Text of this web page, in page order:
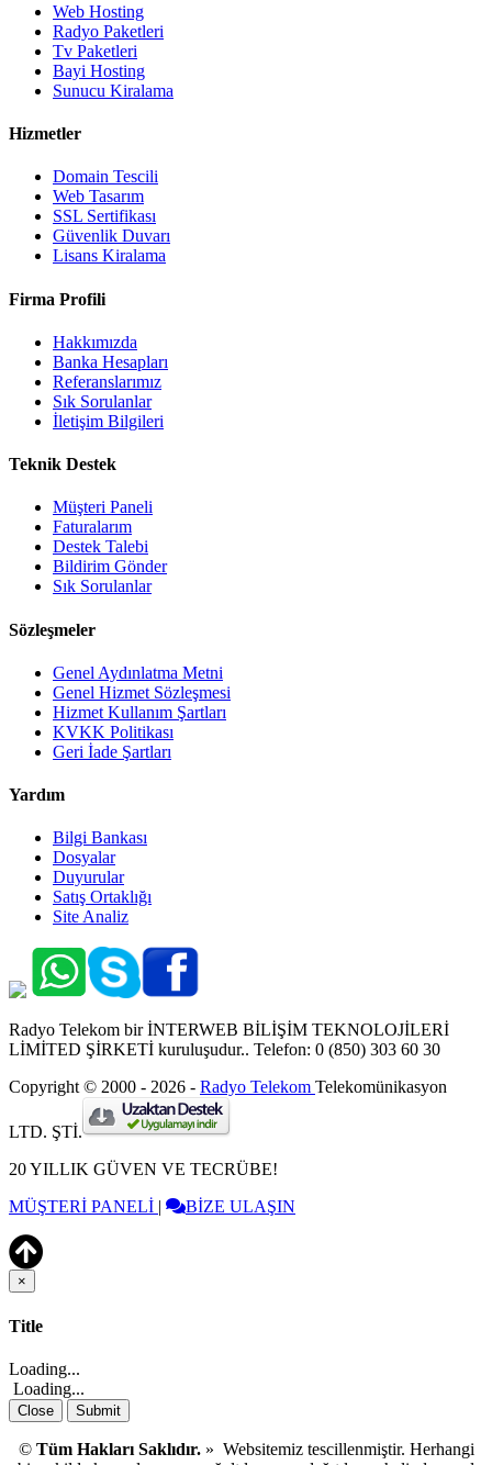
Web Hosting
Radyo Paketleri
Tv Paketleri
Bayi Hosting
Sunucu Kiralama
Hizmetler
Domain Tescili
Web Tasarım
SSL Sertifikası
Güvenlik Duvarı
Lisans Kiralama
Firma Profili
Hakkımızda
Banka Hesapları
Referanslarımız
Sık Sorulanlar
İletişim Bilgileri
Teknik Destek
Müşteri Paneli
Faturalarım
Destek Talebi
Bildirim Gönder
Sık Sorulanlar
Sözleşmeler
Genel Aydınlatma Metni
Genel Hizmet Sözleşmesi
Hizmet Kullanım Şartları
KVKK Politikası
Geri İade Şartları
Yardım
Bilgi Bankası
Dosyalar
Duyurular
Satış Ortaklığı
Site Analiz
Radyo Telekom bir İNTERWEB BİLİŞİM TEKNOLOJİLERİ
LİMİTED ŞİRKETİ kuruluşudur.. Telefon: 0 (850) 303 60 30
Copyright © 2000 - 2026 - Radyo Telekom Telekomünikasyon
LTD. ŞTİ.
20 YILLIK GÜVEN VE TECRÜBE!
MÜŞTERİ PANELİ | BİZE ULAŞIN
×
Close
Title
Loading...
Loading...
Close Submit
© Tüm Hakları Saklıdır.» Websitemiz tescillenmiştir. Herhangi